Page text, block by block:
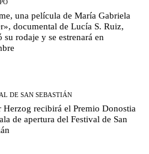
una película de María Gabriela
documental de Lucía S. Ruiz,
su rodaje y se estrenará en
DE SAN SEBASTIÁN
Herzog recibirá el Premio Donostia
de apertura del Festival de San